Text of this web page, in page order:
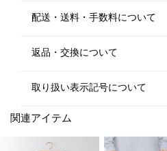
配送・送料・手数料について
返品・交換について
取り扱い表示記号について
関連アイテム